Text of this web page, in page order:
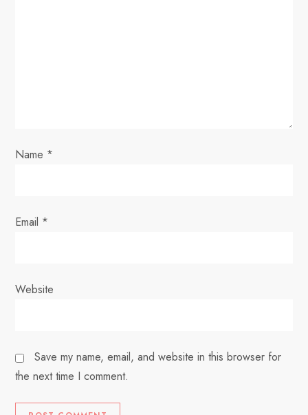
Name *
Email *
Website
Save my name, email, and website in this browser for
the next time I comment.